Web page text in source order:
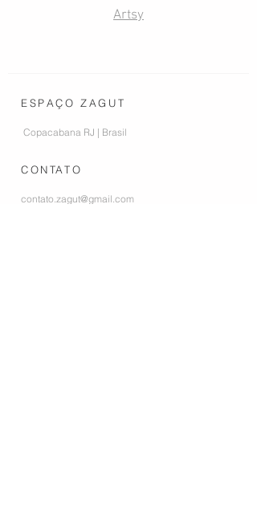
Artsy
ESPAÇO ZAGUT
Copacabana RJ | Brasil
CONTATO
contato.zagut@gmail.com